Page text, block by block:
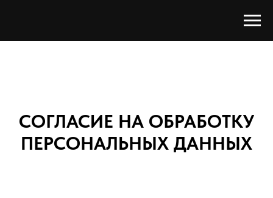
СОГЛАСИЕ НА ОБРАБОТКУ
ПЕРСОНАЛЬНЫХ ДАННЫХ